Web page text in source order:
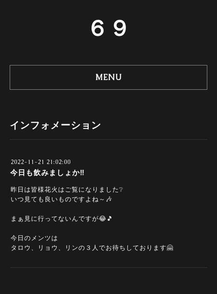
６９
MENU
インフォメーション
2022-11-21 21:02:00
今日も飲みましょか‼️
昨日は皆様花火はご覧になりました❔
いつ見ても良いものですよね～🎶
まぁ見に行ってないんですが😂🎵
今日のメンツは
タロウ、リョウ、リンの３人でお待ちしております🤗